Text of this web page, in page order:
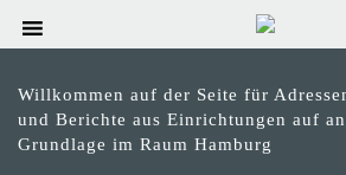
Willkommen auf der Seite für
und Berichte aus Einrichtungen auf
Grundlage im Raum Hamburg